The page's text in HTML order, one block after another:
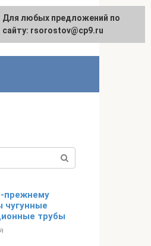
English
прежнему
чугунные
трубы
Для любых предложений по
сайту: rsorostov@cp9.ru